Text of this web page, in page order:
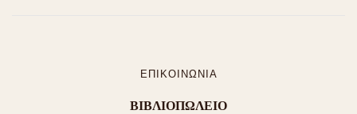
ΕΠΙΚΟΙΝΩΝΊΑ
ΒΙΒΛΙΟΠΩΛΕΙΟ